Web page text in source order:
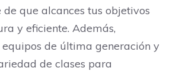
de que alcances tus objetivos
y eficiente. Además,
equipos de última generación y
de clases para